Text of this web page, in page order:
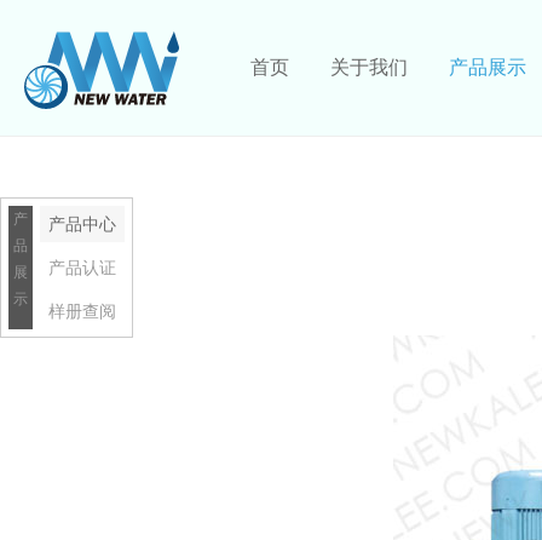
首页 关于我们 产品展示
产
品
展
示
产品中心
产品认证
样册查阅